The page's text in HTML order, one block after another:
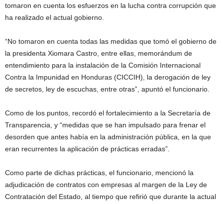
tomaron en cuenta los esfuerzos en la lucha contra corrupción que
ha realizado el actual gobierno.
“No tomaron en cuenta todas las medidas que tomó el gobierno de
la presidenta Xiomara Castro, entre ellas, memorándum de
entendimiento para la instalación de la Comisión Internacional
Contra la Impunidad en Honduras (CICCIH), la derogación de ley
de secretos, ley de escuchas, entre otras”, apuntó el funcionario.
Como de los puntos, recordó el fortalecimiento a la Secretaría de
Transparencia, y “medidas que se han impulsado para frenar el
desorden que antes había en la administración pública, en la que
eran recurrentes la aplicación de prácticas erradas”.
Como parte de dichas prácticas, el funcionario, mencionó la
adjudicación de contratos con empresas al margen de la Ley de
Contratación del Estado, al tiempo que refirió que durante la actual